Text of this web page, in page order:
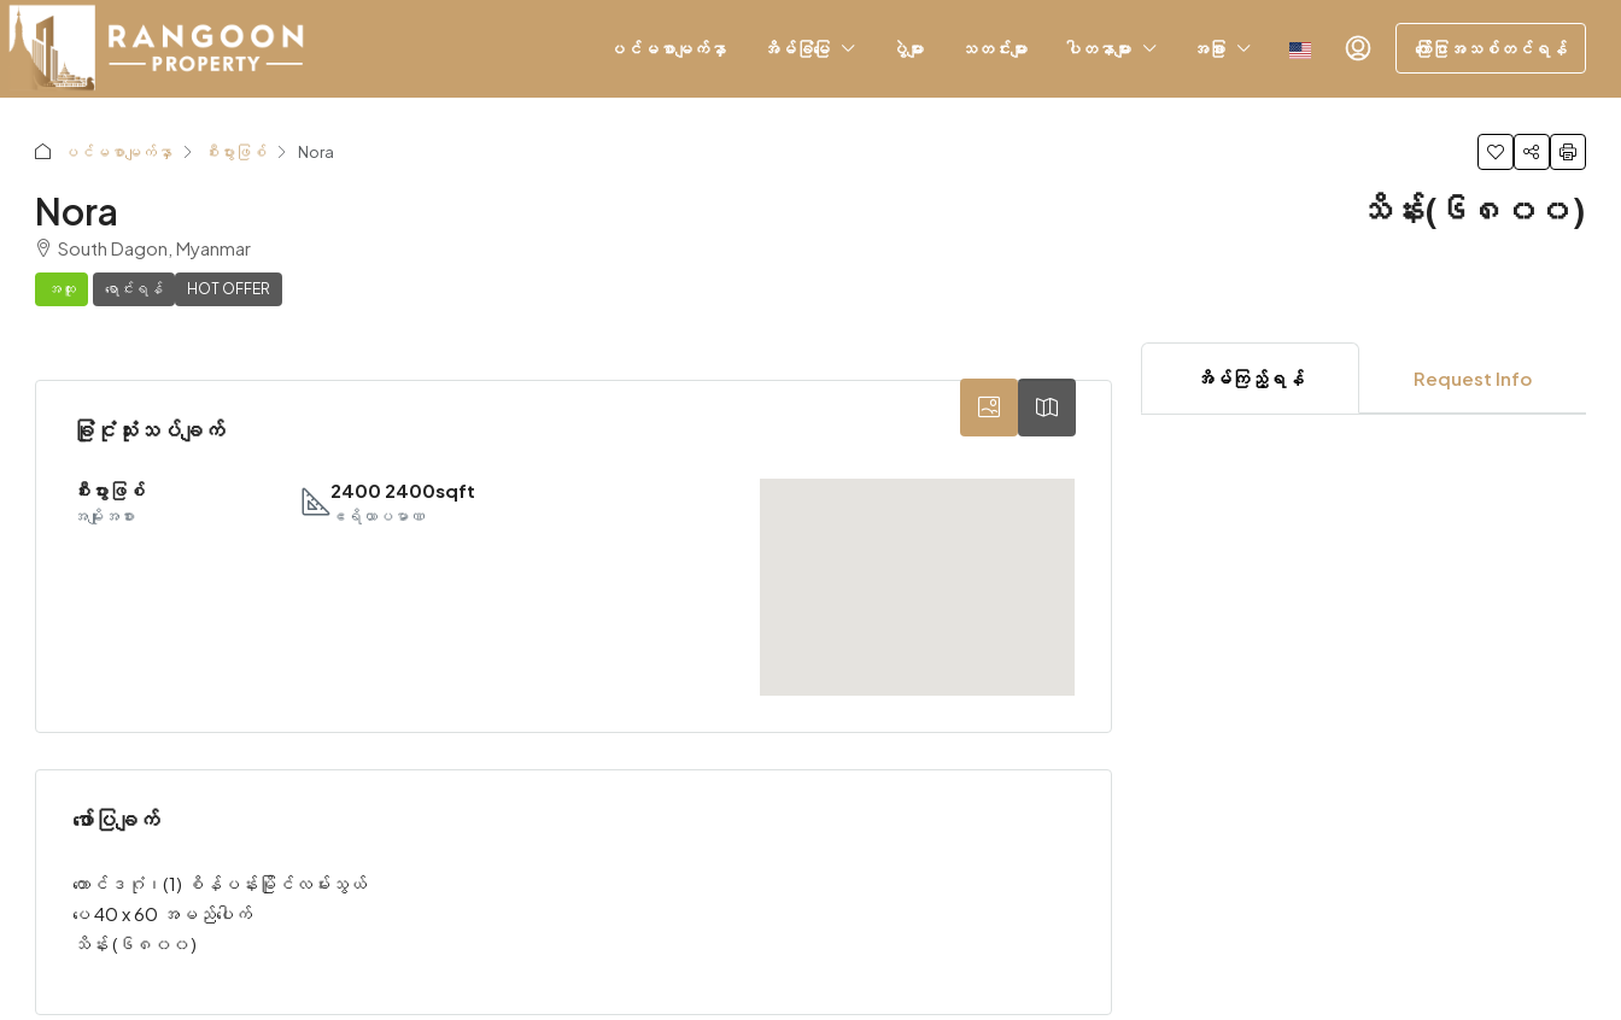
ပင်မစာမျက်နှာ အိမ်ခြံမြေ ပွဲများ သတင်းများ ပါတနာများ အခြား ကြော်ငြာအသစ်တင်ရန်
ပင်မစာမျက်နှာ စီးပွားဖြစ် Nora
Nora
South Dagon, Myanmar
အထူး ရောင်းရန် HOT OFFER
သိန်း(၆၈၀၀)
ခြုံငုံသုံးသပ်ချက်
စီးပွားဖြစ်
အမျိုးအစား
2400 2400sqft
ဧရိယာပမာဏ
ဖော်ပြချက်
တောင်ဒဂုံ၊(1) စိန်ပန်းမြိုင်လမ်းသွယ်
ပေ 40 x 60 အမည်ပေါက်
သိန်း (၆၈၀၀)
အိမ်ကြည့်ရန် Request Info